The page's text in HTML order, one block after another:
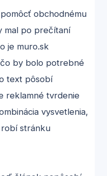
obchodnému
mal po prečítaní
je muro.sk
by bolo potrebné
text pôsobí
reklamné tvrdenie
vysvetlenia,
stránku